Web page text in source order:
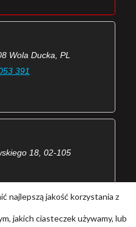
Wola Ducka, PL
391
18, 02-105
najlepszą jakość korzystania z
jakich ciasteczek używamy, lub